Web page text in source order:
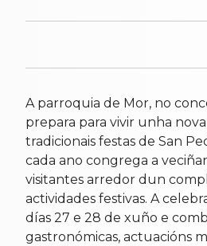
A parroquia de Mor, no
prepara para vivir unha
tradicionais festas de San
cada ano congrega a
visitantes arredor dun
actividades festivas. A
días 27 e 28 de xuño e
gastronómicas, actuacións